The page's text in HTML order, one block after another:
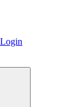
Login